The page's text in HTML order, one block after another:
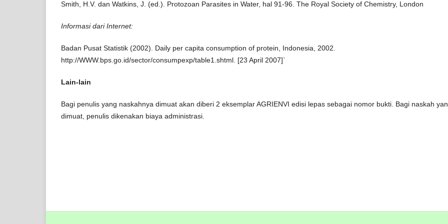
Smith, H.V. dan Watkins, J. (ed.). Protozoan Parasites in Water, hal 91-96. The Royal Society of Chemistry, London
Informasi dari Internet:
Badan Pusat Statistik (2002). Daily per capita consumption of protein, Indonesia, 2002.
http://WWW.bps.go.id/sector/consumpexp/table1.shtml. [23 April 2007]`
Lain-lain
Bagi penulis yang naskahnya dimuat akan diberi 2 eksemplar AGRIENVI edisi lepas sebagai nomor bukti. Bagi naskah
dimuat, penulis dikenakan biaya administrasi.